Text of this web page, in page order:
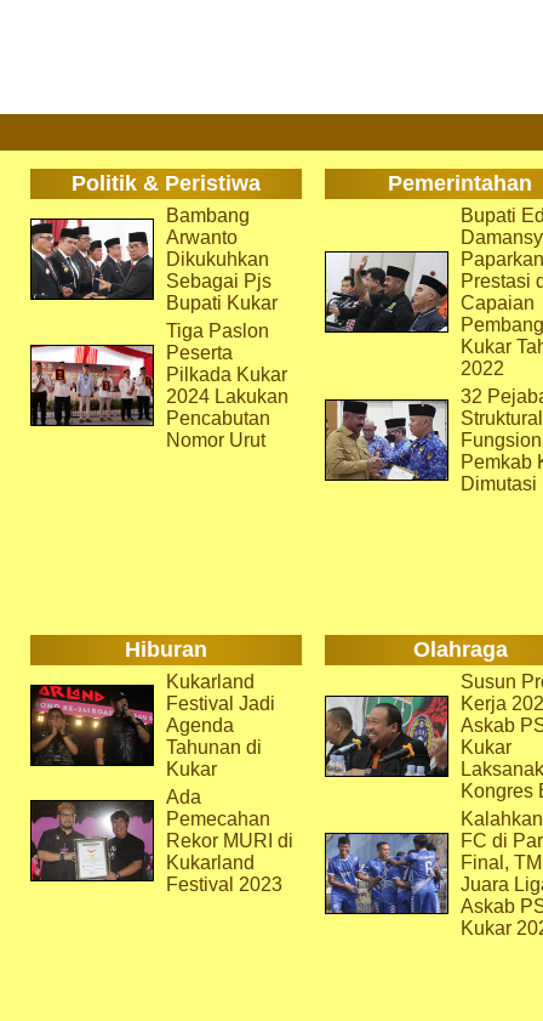
Politik & Peristiwa Pemerintahan
Bambang
Arwanto
Dikukuhkan
Sebagai Pjs
Bupati Kukar
Tiga Paslon
Peserta
Pilkada Kukar
2024 Lakukan
Pencabutan
Nomor Urut
Bupati
Paparkan
Prestasi
Capaian
Kukar
2022
32
Pemkab
Dimutasi
Hiburan Olahraga
Kukarland
Festival Jadi
Agenda
Tahunan di
Kukar
Ada
Pemecahan
Rekor MURI di
Kukarland
Festival 2023
Susun
Kerja
Askab
Kukar
Kongres
FC di
Final,
Juara
Askab
Kukar